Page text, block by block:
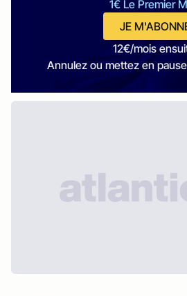
1€ Le Premier
JE
12€/mois
Annulez ou mettez en